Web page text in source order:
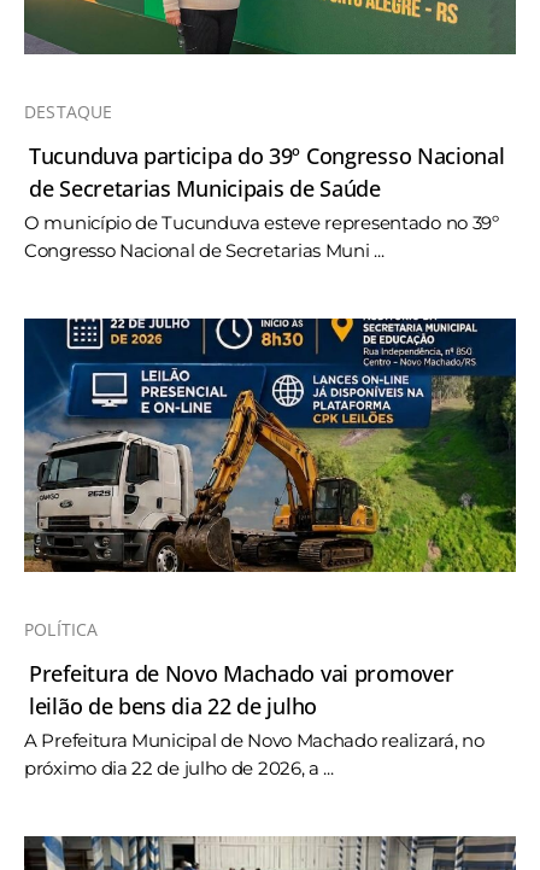
DESTAQUE
Tucunduva participa do 39º Congresso Nacional
de Secretarias Municipais de Saúde
O município de Tucunduva esteve representado no 39º
Congresso Nacional de Secretarias Muni ...
POLÍTICA
Prefeitura de Novo Machado vai promover
leilão de bens dia 22 de julho
A Prefeitura Municipal de Novo Machado realizará, no
próximo dia 22 de julho de 2026, a ...